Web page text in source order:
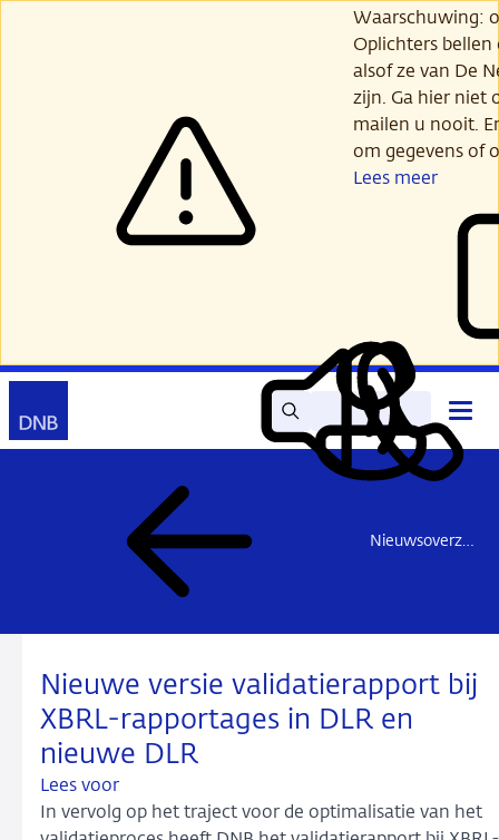
Waarschuwing:
Oplichters
alsof ze van De
zijn. Ga hier niet
mailen u nooit.
om gegevens of
Lees meer
Zoek Lees
voor
Mijn
DNB
Contact
Nieuwsoverzicht
Nieuwe versie validatierapport bij
XBRL-rapportages in DLR en
nieuwe DLR
Lees voor
In vervolg op het traject voor de optimalisatie van het